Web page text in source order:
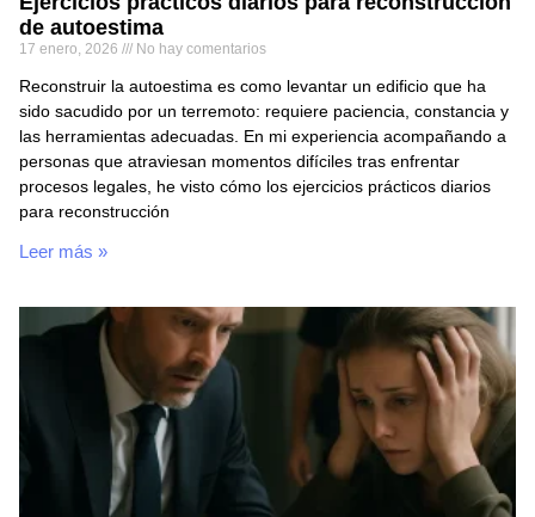
de autoestima
17 enero, 2026 No hay comentarios
Reconstruir la autoestima es como levantar un edificio que ha
sido sacudido por un terremoto: requiere paciencia, constancia y
las herramientas adecuadas. En mi experiencia acompañando a
personas que atraviesan momentos difíciles tras enfrentar
procesos legales, he visto cómo los ejercicios prácticos diarios
para reconstrucción
Leer más »